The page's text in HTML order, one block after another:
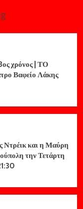
χρόνος | ΤΟ
Βαφείο Λάκης
Ντρέικ και η Μαύρη
την Τετάρτη